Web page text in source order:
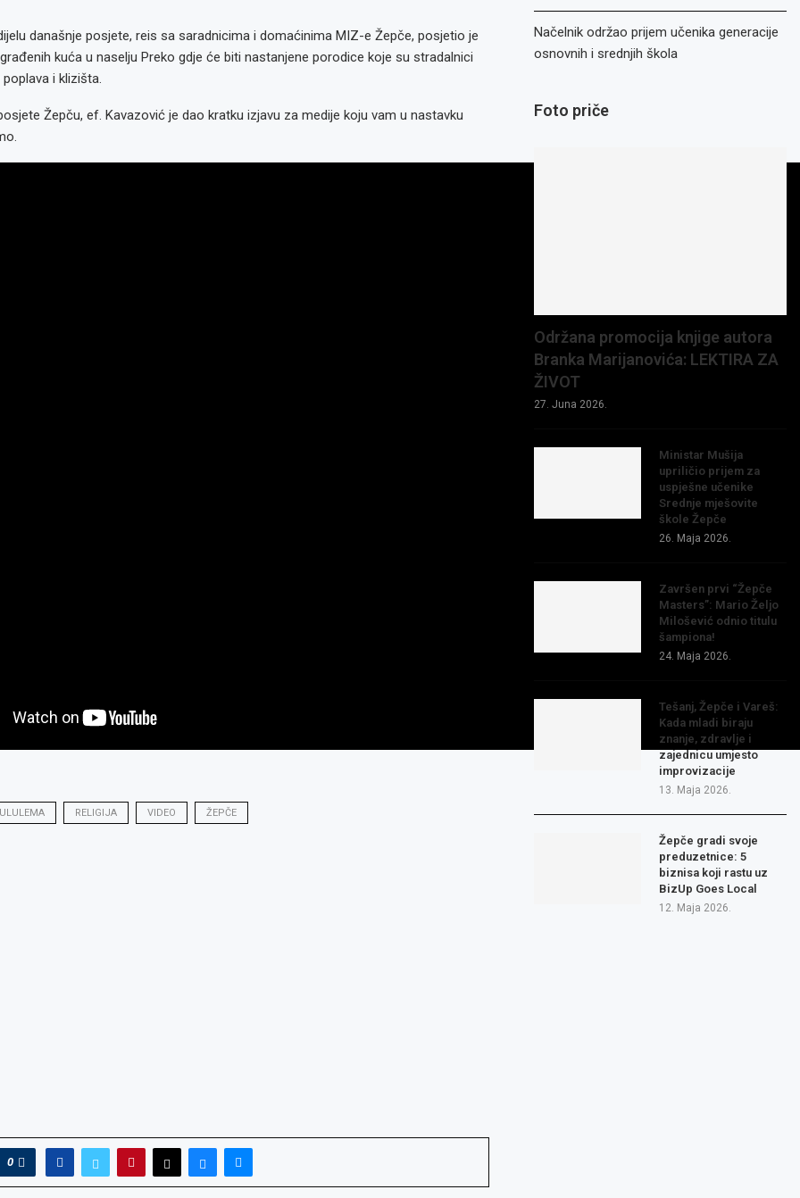
današnje posjete, reis sa saradnicima i domaćinima MIZ-e Žepče, posjetio je
kuća u naselju Preko gdje će biti nastanjene porodice koje su stradalnici
i klizišta.
Žepču, ef. Kavazović je dao kratku izjavu za medije koju vam u nastavku
RELIGIJA VIDEO ŽEPČE
0
Načelnik održao prijem učenika generacije
osnovnih i srednjih škola
Foto priče
Održana promocija knjige autora
Branka Marijanovića: LEKTIRA ZA
ŽIVOT
27. Juna 2026.
Ministar Mušija
upriličio prijem za
uspješne učenike
Srednje mješovite
škole Žepče
26. Maja 2026.
Završen prvi “Žepče
Masters”: Mario Željo
Milošević odnio titulu
šampiona!
24. Maja 2026.
Tešanj, Žepče i Vareš:
Kada mladi biraju
znanje, zdravlje i
zajednicu umjesto
improvizacije
13. Maja 2026.
Žepče gradi svoje
preduzetnice: 5
biznisa koji rastu uz
BizUp Goes Local
12. Maja 2026.